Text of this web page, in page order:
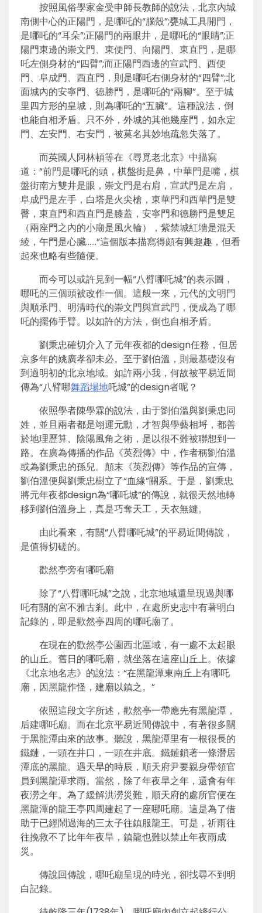
按照風俗學家金受申師長教師的說法，北京內城
南側中心的正陽門，是哪吒的“腦殼”;甕城工具開門，
是哪吒的“耳朵”;正陽門的兩眼井，是哪吒的“眼睛”;正
陽門東邊的崇文門、東便門、向陽門、東直門，是哪
吒左側身材的“四臂”;而正陽門西邊的宣武門、西便
門、阜成門、西直門，則是哪吒右側身材的“四臂”;北
面城內的安寧門、德勝門，是哪吒的“兩腳”。至于城
里四方形的皇城，則為哪吒的“五臟”。這種說法，倒
也能自相矛盾。只不外，外城的其他幾座門，如永定
門、左安門、右安門，被莫名其妙地疏忽失落了。
而英國人阿林頓等在《尋覓老北京》中描寫
道：“前門是哪吒的頭，棋盤街是鼻，中華門是嘴，棋
盤街南方雙井是眼，崇文門是右肩，宣武門是左肩，
阜成門是左手，白塔是火尖槍，東華門和西華門是雙
臀，東直門和西直門是膝蓋，安寧門和德勝門是雙足
（兩座門之內的小廟是風火輪），紫禁城紅墻是混天
綾，午門是心臟……”這個版本描寫得頗有興趣趣，但看
起來也略有些隨便。
而今可以或許見到一幅“八臂哪吒城”的表示圖，
哪吒的三個頭被改作一個。這般一來，元代的文明門
與順承門、明清時代的崇文門與宣武門，便成為了哪
吒的擺佈手臂。以如許的方法，倒也自相矛盾。
劉秉忠確切介入了元年夜都的design任務，但居
京多年的姚廣孝卻未必。至于劉伯溫，則最基礎沒有
到過明初的北京地域。如許兩小我，何故被平易近間
傳為“八臂哪舞蹈場地吒城”的design者呢？
依照學者陳學霖的說法，由于劉伯溫與劉秉忠同
姓，並且兩者都是翊運元勳，才智與學藝相埒，都善
於地理歷算、陰陽風角之術，是以很不難被聯想到一
路。在廣為傳播的作品《英烈傳》中，作者稱劉伯溫
或為劉秉忠的孫兒。顛末《英烈傳》等作品的宣傳，
劉伯溫便與劉秉忠樹立了“血緣”關系。于是，劉秉忠
將元年夜都design為“哪吒城”的傳說，就很天然地轉
移到劉伯溫身上，真是巧奪天工，天衣無縫。
由此看來，有關“八臂哪吒城”的平易近間傳說，
是值得切磋的。
歡然亭旁有哪吒廟
除了“八臂哪吒城”之說，北京地域還呈現過與哪
吒有關的宮不雅古剎。此中，在處所史志中有著明白
記錄的，即是歡然亭四周的哪吒廟了。
在現在的歡然亭公園西北區域，有一處不太起眼
的山丘。舊日的哪吒廟，就坐落在這座山丘上。依據
《北京地名志》的說法：“在黑龍潭東南丘上有哪吒
廟，因黑龍作怪，建廟以鎮之。”
依照這段文字所述，歡然亭一帶應先有黑龍潭，
后建哪吒廟。而在北京平易近間傳說中，有著很多關
于黑龍潭由來的故事。聽說，黑龍潭里有一根很長的
鐵鏈，一頭在井口，一頭在井底。鐵鏈鎖著一條潛居
潭底的黑龍。遇天旱的時辰，順天府尹要親身帶領官
員到黑龍潭求雨。當然，除了年夜旱之年，還會有年
夜澇之年。為了緩解洪澇災難，順天府的處所官便在
黑龍潭的龍王亭四周建起了一座哪吒廟。這是為了借
助于已經鬧過海的三太子往鎮服龍王。可是，祈雨往
往挽救不了比年年夜旱，鎮龍也難以禁止年夜雨成
災。
傳說回傳說，哪吒廟呈現的時光，卻找尋不到明
白記錄。